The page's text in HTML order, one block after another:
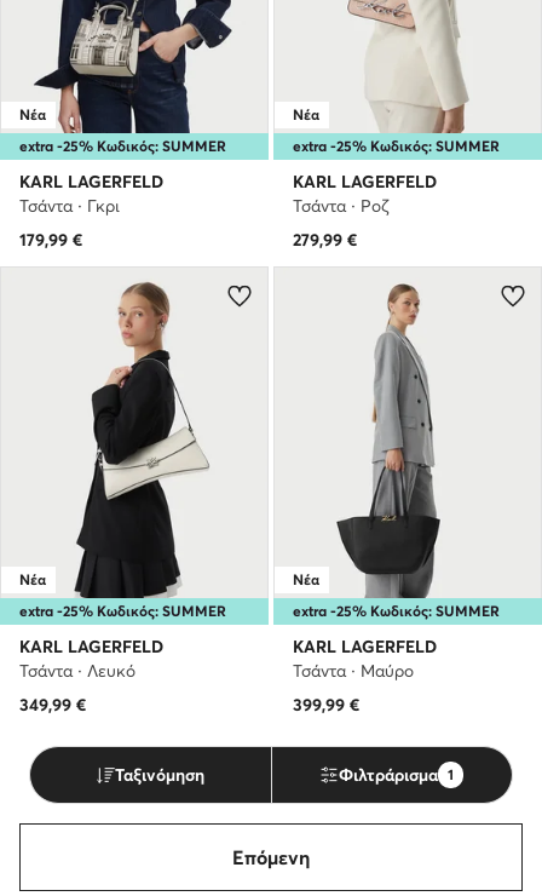
extra -25% Κωδικός: SUMMER
Νέα
KARL LAGERFELD
Τσάντα · Γκρι
179,99 €
extra -25% Κωδικός: SUMMER
Νέα
KARL LAGERFELD
Τσάντα · Ροζ
279,99 €
extra -25% Κωδικός: SUMMER
Νέα
KARL LAGERFELD
Τσάντα · Λευκό
349,99 €
extra -25% Κωδικός: SUMMER
Νέα
KARL LAGERFELD
Τσάντα · Μαύρο
399,99 €
Ταξινόμηση Φιλτράρισμα 1
Επόμενη